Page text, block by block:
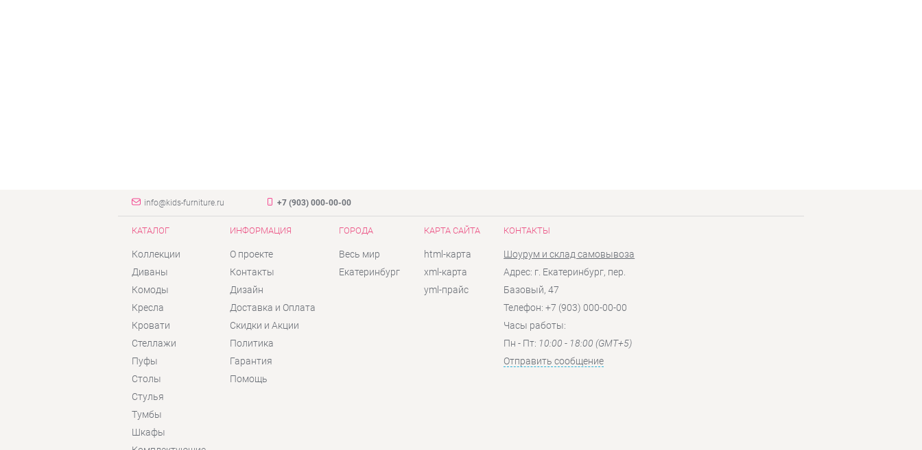
info@kids-furniture.ru +7 (903) 000-00-00
КАТАЛОГ
Коллекции
Диваны
Комоды
Кресла
Кровати
Стеллажи
Пуфы
Столы
Стулья
Тумбы
Шкафы
ИНФОРМАЦИЯ
О проекте
Контакты
Дизайн
Доставка и Оплата
Скидки и Акции
Политика
Гарантия
Помощь
ГОРОДА
Весь мир
Екатеринбург
КАРТА САЙТА
html-карта
xml-карта
yml-прайс
КОНТАКТЫ
Шоурум и склад самовывоза
Адрес: г. Екатеринбург, пер.
Базовый, 47
Телефон: +7 (903) 000-00-00
Часы работы:
Пн - Пт: 10:00 - 18:00 (GMT+5)
Отправить сообщение